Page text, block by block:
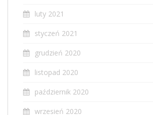
luty 2021
styczeń 2021
grudzień 2020
listopad 2020
październik 2020
wrzesień 2020